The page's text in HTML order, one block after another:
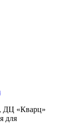
ДЦ «Кварц»
для